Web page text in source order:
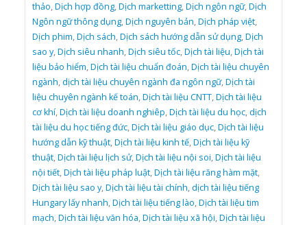
thảo,Dịch hợp đồng,Dịch marketting,Dịch ngôn ngữ,Dịch
Ngôn ngữ thông dụng,Dịch nguyên bản,Dịch pháp việt,
Dịch phim,Dịch sách,Dịch sách hướng dẫn sử dụng,Dịch
sao y,Dịch siêu nhanh,Dịch siêu tốc,Dịch tài liệu,Dịch tài
liệu bảo hiểm,Dịch tài liệu chuẩn đoán,Dịch tài liệu chuyên
ngành,dịch tài liệu chuyên ngành đa ngôn ngữ,Dịch tài
liệu chuyên ngành kế toán,Dịch tài liệu CNTT,Dịch tài liệu
cơ khí,Dịch tài liệu doanh nghiêp,Dịch tài liệu du học,dịch
tài liệu du học tiếng đức,Dịch tài liệu giáo dục,Dịch tài liệu
hướng dẫn kỹ thuật,Dịch tài liệu kinh tế,Dịch tài liệu kỹ
thuật,Dịch tài liệu lịch sử,Dịch tài liệu nội soi,Dịch tài liệu
nội tiết,Dịch tài liệu pháp luật,Dịch tài liệu răng hàm mặt,
Dịch tài liệu sao y,Dịch tài liệu tài chính,dịch tài liệu tiếng
Hungary lấy nhanh,Dịch tài liệu tiếng lào,Dịch tài liệu tim
mạch,Dịch tài liệu văn hóa,Dịch tài liệu xã hội,Dịch tài liệu